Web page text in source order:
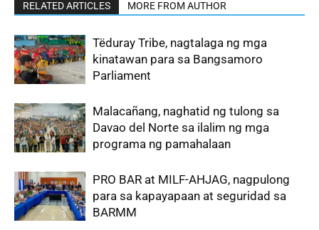
RELATED ARTICLES MORE FROM AUTHOR
Tëduray Tribe, nagtalaga ng mga
kinatawan para sa Bangsamoro
Parliament
‎Malacañang, naghatid ng tulong sa
Davao del Norte sa ilalim ng mga
programa ng pamahalaan
PRO BAR at MILF-AHJAG, nagpulong
para sa kapayapaan at seguridad sa
BARMM